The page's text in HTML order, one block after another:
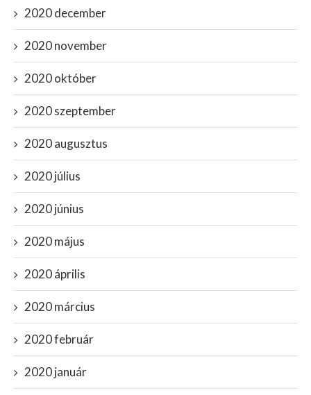
2020 december
2020 november
2020 október
2020 szeptember
2020 augusztus
2020 július
2020 június
2020 május
2020 április
2020 március
2020 február
2020 január